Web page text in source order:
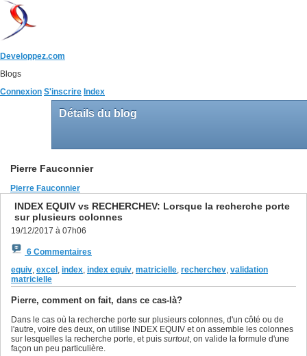
Developpez.com
Blogs
Connexion S'inscrire Index
Détails du blog
Pierre Fauconnier
Pierre Fauconnier
INDEX EQUIV vs RECHERCHEV: Lorsque la recherche porte
sur plusieurs colonnes
19/12/2017 à 07h06
6 Commentaires
equiv, excel, index, index equiv, matricielle, recherchev, validation
matricielle
Pierre, comment on fait, dans ce cas-là?
Dans le cas où la recherche porte sur plusieurs colonnes, d'un côté ou de
l'autre, voire des deux, on utilise INDEX EQUIV et on assemble les colonnes
sur lesquelles la recherche porte, et puis surtout, on valide la formule d'une
façon un peu particulière.